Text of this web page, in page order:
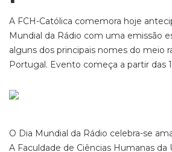
A FCH-Católica comemora hoje
Mundial da Rádio com uma emissão
alguns dos principais nomes do meio
Portugal. Evento começa a partir das
O Dia Mundial da Rádio celebra-se
A Faculdade de Ciências Humanas da